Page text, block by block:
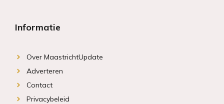
Informatie
Over MaastrichtUpdate
Adverteren
Contact
Privacybeleid